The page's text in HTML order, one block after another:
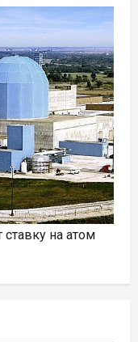
ставку на атом